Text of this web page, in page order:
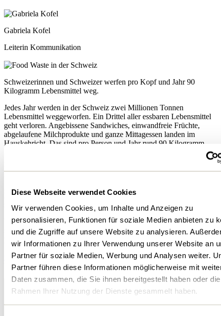
Diese Webseite verwendet Cookies
Wir verwenden Cookies, um Inhalte und Anzeigen zu
personalisieren, Funktionen für soziale Medien anbieten zu
und die Zugriffe auf unsere Website zu analysieren.
wir Informationen zu Ihrer Verwendung unserer Website an
Partner für soziale Medien, Werbung und Analysen weiter.
Partner führen diese Informationen möglicherweise mit
Daten zusammen, die Sie ihnen bereitgestellt haben oder
Rahmen Ihrer Nutzung der Dienste gesammelt haben.
Gabriela Kofel
Leiterin Kommunikation
Schweizerinnen und Schweizer werfen pro Kopf und Jahr 90
Kilogramm Lebensmittel weg.
Jedes Jahr werden in der Schweiz zwei Millionen Tonnen
Lebensmittel weggeworfen. Ein Drittel aller essbaren Lebensmittel
geht verloren. Angebissene Sandwiches, einwandfreie Früchte,
abgelaufene Milchprodukte und ganze Mittagessen landen im
Hauskehricht. Das sind pro Person und Jahr rund 90 Kilogramm.
Mengen ein. Immer strikt nach Einkaufszettel. Ausserdem zaubert
sie auch aus Essensresten leckere Gerichte.
Wenn Sabina es nicht vermeiden kann, Lebensmittel wegzuwerfen,
sammelt die Stadt Dietikon in derBioabfallsammlungneben dem
pflanzlichen Gartenabfall auch ihre organischen Küchenabfall- und
Speisereste. Im Vergärwerk Werdhölzli wird der Bioabfall zuBiogas
und Kompost. Das umweltfreundliche Biogas heizt Tausende von
Wohnungen, komplett CO₂-neutral.